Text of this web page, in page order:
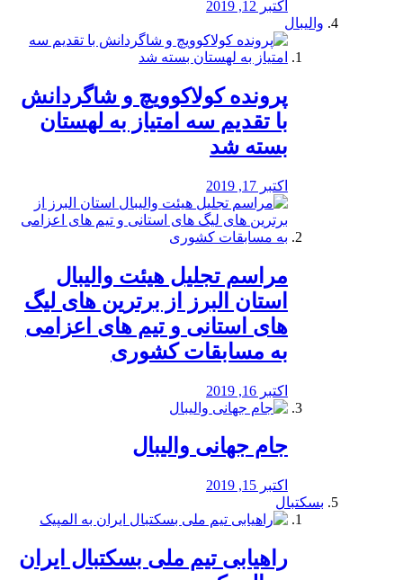
اکتبر 12, 2019
والیبال
پرونده کولاکوویچ و شاگردانش
با تقدیم سه امتیاز به لهستان
بسته شد
اکتبر 17, 2019
مراسم تجلیل هیئت والیبال
استان البرز از برترین های لیگ
های استانی و تیم های اعزامی
به مسابقات کشوری
اکتبر 16, 2019
جام جهانی والیبال
اکتبر 15, 2019
بسکتبال
راهیابی تیم ملی بسکتبال ایران